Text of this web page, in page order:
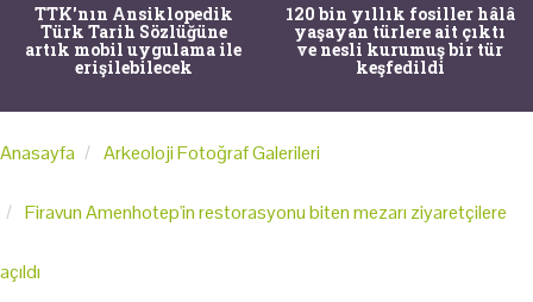
TTK'nın Ansiklopedik
Türk Tarih Sözlüğüne
artık mobil uygulama ile
erişilebilecek
120 bin yıllık fosiller hâlâ
yaşayan türlere ait çıktı
ve nesli kurumuş bir tür
keşfedildi
Anasayfa Arkeoloji Fotoğraf Galerileri
Firavun Amenhotep'in restorasyonu biten mezarı ziyaretçilere
açıldı